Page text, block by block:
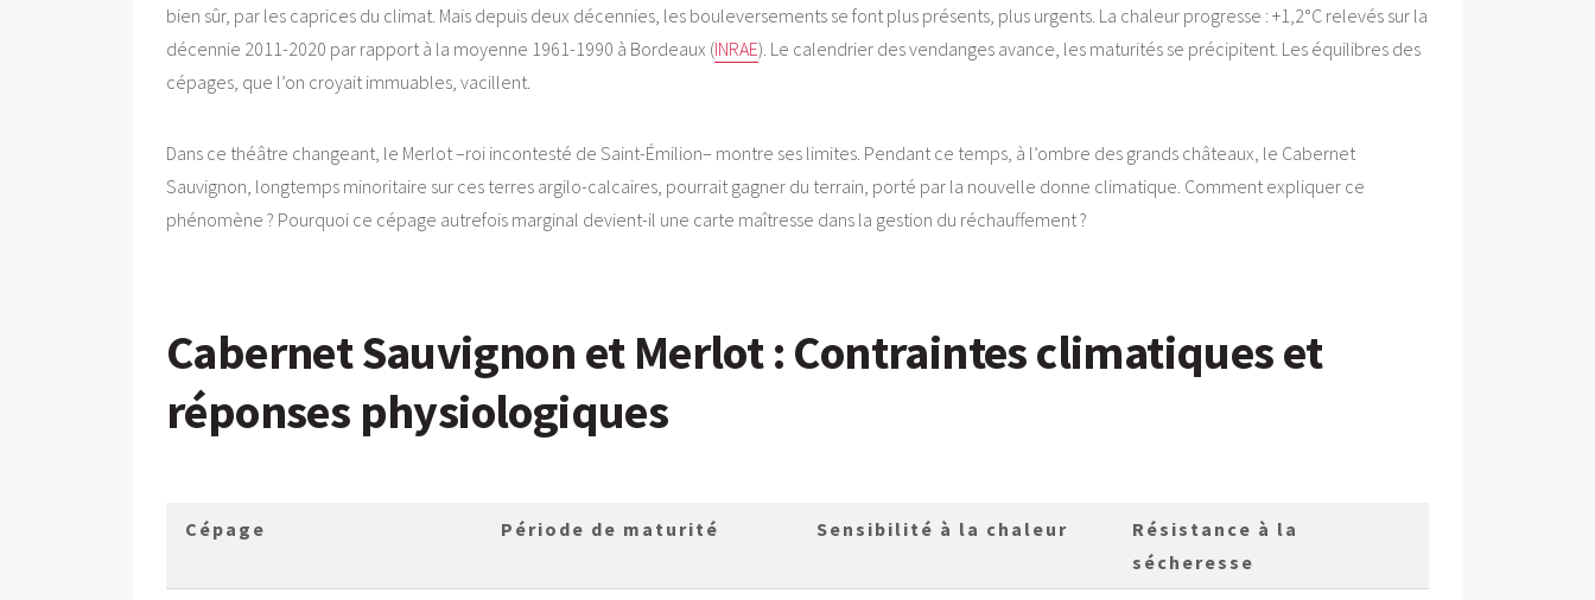
bien sûr, par les caprices du climat. Mais depuis deux décennies, les bouleversements se font plus présents, plus urgents. La chaleur progresse : +1,2°C relevés sur la
décennie 2011-2020 par rapport à la moyenne 1961-1990 à Bordeaux (INRAE). Le calendrier des vendanges avance, les maturités se précipitent. Les équilibres des
cépages, que l’on croyait immuables, vacillent.
Dans ce théâtre changeant, le Merlot –roi incontesté de Saint-Émilion– montre ses limites. Pendant ce temps, à l’ombre des grands châteaux, le Cabernet
Sauvignon, longtemps minoritaire sur ces terres argilo-calcaires, pourrait gagner du terrain, porté par la nouvelle donne climatique. Comment expliquer ce
phénomène ? Pourquoi ce cépage autrefois marginal devient-il une carte maîtresse dans la gestion du réchauffement ?
Cabernet Sauvignon et Merlot : Contraintes climatiques et
réponses physiologiques
Cépage Période de maturité Sensibilité à la chaleur
Résistance à la
sécheresse